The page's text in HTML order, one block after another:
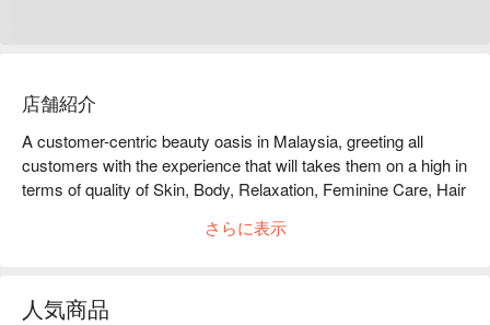
店舗紹介
A customer-centric beauty oasis in Malaysia, greeting all
customers with the experience that will takes them on a high in
terms of quality of Skin, Body, Relaxation, Feminine Care, Hair
and comfortable environment to make your day wonderful.
さらに表示
人気商品